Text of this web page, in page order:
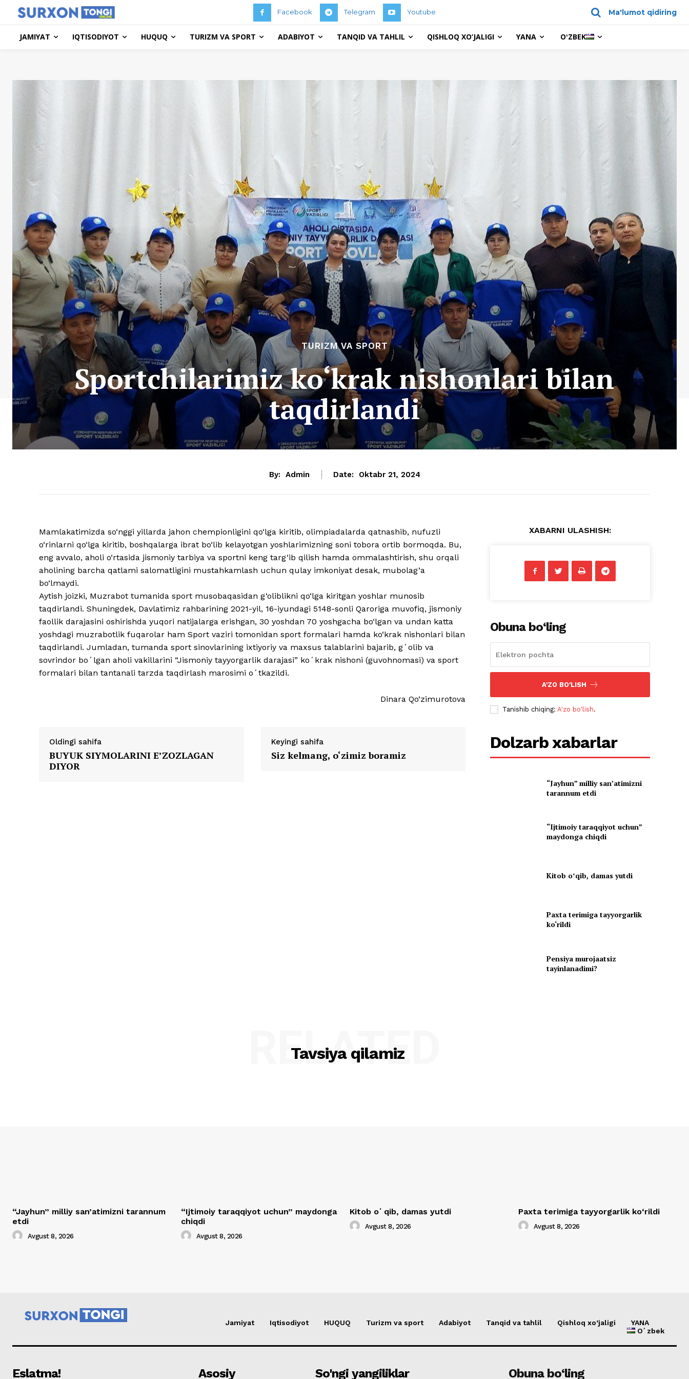
Facebook Telegram Youtube Ma'lumot qidiring
JAMIYAT IQTISODIYOT HUQUQ TURIZM VA SPORT ADABIYOT TANQID VA TAHLIL QISHLOQ XO’JALIGI YANA OʻZBEK
TURIZM VA SPORT
Sportchilarimiz ko‘krak nishonlari bilan
taqdirlandi
By: Admin Date: Oktabr 21, 2024
Mamlakatimizda so‘nggi yillarda jahon chempionligini qo‘lga kiritib, olimpiadalarda qatnashib, nufuzli
o‘rinlarni qo‘lga kiritib, boshqalarga ibrat bo‘lib kelayotgan yoshlarimizning soni tobora ortib bormoqda. Bu,
eng avvalo, aholi o‘rtasida jismoniy tarbiya va sportni keng targ‘ib qilish hamda ommalashtirish, shu orqali
aholining barcha qatlami salomatligini mustahkamlash uchun qulay imkoniyat desak, mubolag‘a
bo‘lmaydi.
Aytish joizki, Muzrabot tumanida sport musobaqasidan g‘oliblikni qo‘lga kiritgan yoshlar munosib
taqdirlandi. Shuningdek, Davlatimiz rahbarining 2021-yil, 16-iyundagi 5148-sonli Qaroriga muvofiq, jismoniy
faollik darajasini oshirishda yuqori natijalarga erishgan, 30 yoshdan 70 yoshgacha bo‘lgan va undan katta
yoshdagi muzrabotlik fuqarolar ham Sport vaziri tomonidan sport formalari hamda ko‘krak nishonlari bilan
taqdirlandi. Jumladan, tumanda sport sinovlarining ixtiyoriy va maxsus talablarini bajarib, gʻolib va
sovrindor boʻlgan aholi vakillarini “Jismoniy tayyorgarlik darajasi” koʻkrak nishoni (guvohnomasi) va sport
formalari bilan tantanali tarzda taqdirlash marosimi oʻtkazildi.
Dinara Qo‘zimurotova
Oldingi sahifa
BUYUK SIYMOLARINI E’ZOZLAGAN
DIYOR
Keyingi sahifa
Siz kelmang, o‘zimiz boramiz
XABARNI ULASHISH:
Obuna bo‘ling
A'ZO BO'LISH
Tanishib chiqing:A'zo bo'lish.
Dolzarb xabarlar
“Jayhun” milliy san’atimizni
tarannum etdi
“Ijtimoiy taraqqiyot uchun”
maydonga chiqdi
Kitob oʻqib, damas yutdi
Paxta terimiga tayyorgarlik
ko‘rildi
Pensiya murojaatsiz
tayinlanadimi?
Tavsiya qilamiz
RELATED
“Jayhun” milliy san’atimizni tarannum
etdi
Avgust 8, 2026
“Ijtimoiy taraqqiyot uchun” maydonga
chiqdi
Avgust 8, 2026
Kitob oʻqib, damas yutdi
Avgust 8, 2026
Paxta terimiga tayyorgarlik ko‘rildi
Avgust 8, 2026
Jamiyat Iqtisodiyot HUQUQ Turizm va sport Adabiyot Tanqid va tahlil Qishloq xo’jaligi
YANA
Oʻzbek
Eslatma! Asosiy So'ngi yangiliklar Obuna bo‘ling